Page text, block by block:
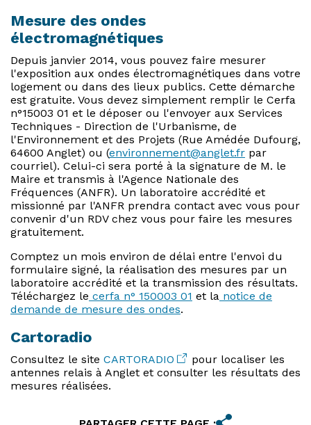
Mesure des ondes
électromagnétiques
Depuis janvier 2014, vous pouvez faire mesurer
l'exposition aux ondes électromagnétiques dans votre
logement ou dans des lieux publics. Cette démarche
est gratuite. Vous devez simplement remplir le Cerfa
n°15003 01 et le déposer ou l'envoyer aux Services
Techniques - Direction de l'Urbanisme, de
l'Environnement et des Projets (Rue Amédée Dufourg,
64600 Anglet) ou (environnement@anglet.fr par
courriel). Celui-ci sera porté à la signature de M. le
Maire et transmis à l'Agence Nationale des
Fréquences (ANFR). Un laboratoire accrédité et
missionné par l'ANFR prendra contact avec vous pour
convenir d'un RDV chez vous pour faire les mesures
gratuitement.
Comptez un mois environ de délai entre l'envoi du
formulaire signé, la réalisation des mesures par un
laboratoire accrédité et la transmission des résultats.
Téléchargez le cerfa n° 150003 01 et la notice de
demande de mesure des ondes.
Cartoradio
Consultez le site CARTORADIO
pour localiser les
antennes relais à Anglet et consulter les résultats des
mesures réalisées.